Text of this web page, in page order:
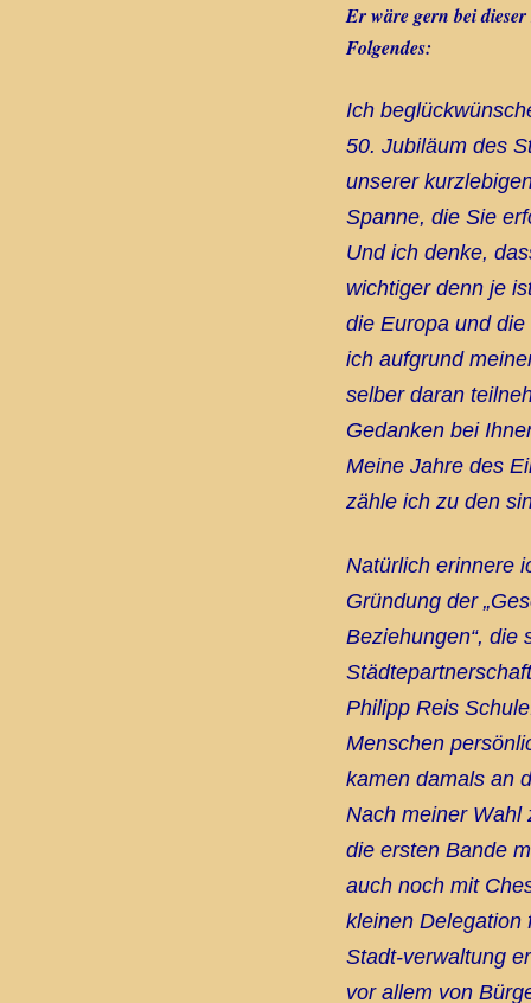
Er wäre gern bei
Folgendes:
Ich
50. Jubiläum des
unserer
Spanne, die Sie
Und ich denke,
wichtiger denn je
die Europa und
ich aufgrund
selber daran
Gedanken bei
Meine Jahre des
zähle ich zu den
Natürlich erinnere
Gründung der
Beziehungen“, die
Philipp Reis
Menschen
kamen damals an
Nach meiner Wahl
die ersten Bande
auch noch mit
kleinen Delegation
Stadt-verwaltung
vor allem von